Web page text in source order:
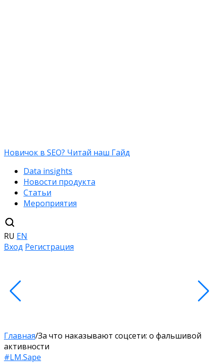
Новичок в SEO? Читай наш Гайд
Data insights
Новости продукта
Статьи
Мероприятия
RU EN
Вход Регистрация
Главная/За что наказывают соцсети: о фальшивой
активности
#LM.Sape